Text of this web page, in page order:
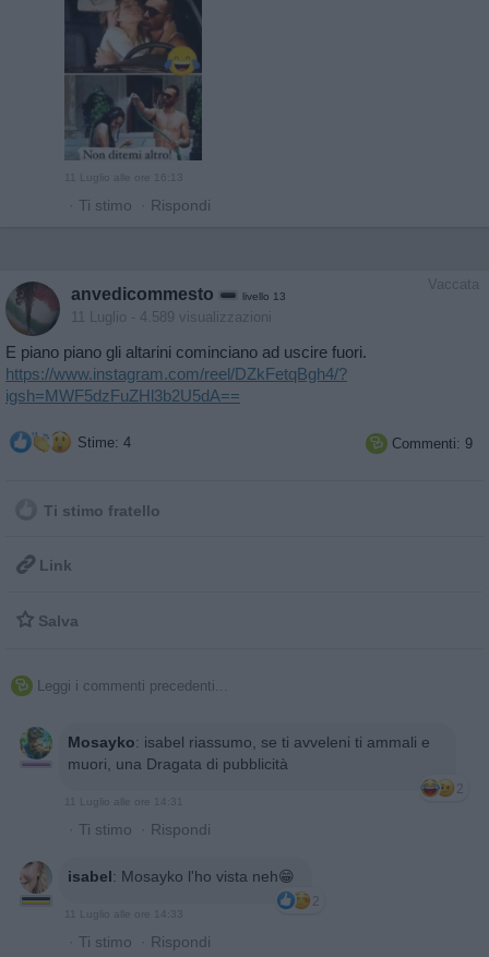
· Ti stimo · Rispondi
Vaccata
anvedicommesto livello 13
11 Luglio - 4.589 visualizzazioni
E piano piano gli altarini cominciano ad uscire fuori.
https://www.instagram.com/reel/DZkFetqBgh4/?
igsh=MWF5dzFuZHl3b2U5dA==
Stime: 4  Commenti: 9
Ti stimo fratello
 Link
 Salva
 Leggi i commenti precedenti...
Mosayko: isabel riassumo, se ti avveleni ti ammali e
muori, una Dragata di pubblicità
2
· Ti stimo · Rispondi
isabel: Mosayko l'ho vista neh😁
2
· Ti stimo · Rispondi